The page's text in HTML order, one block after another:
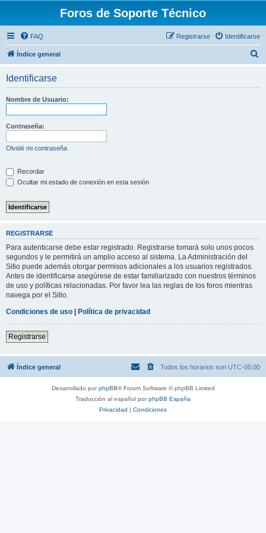
Foros de Soporte Técnico
FAQ Identificarse
Registrarse
Índice general
Identificarse
Nombre de Usuario:
Contraseña:
Olvidé mi contraseña
Recordar
Ocultar mi estado de conexión en esta sesión
REGISTRARSE
Para autenticarse debe estar registrado. Registrarse tomará solo unos pocos
segundos y le permitirá un amplio acceso al sistema. La Administración del
Sitio puede además otorgar permisos adicionales a los usuarios registrados.
Antes de identificarse asegúrese de estar familiarizado con nuestros términos
de uso y políticas relacionadas. Por favor lea las reglas de los foros mientras
navega por el Sitio.
Condiciones de uso | Política de privacidad
Registrarse
Índice general Todos los horarios son UTC-05:00
Desarrollado porphpBB® Forum Software © phpBB Limited
Traducción al español porphpBB España
Privacidad | Condiciones